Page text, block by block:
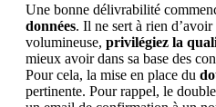
Une bonne délivrabilité
données. Il ne sert à rien d’avoir
volumineuse, privilégiez la
mieux avoir dans sa base des
Pour cela, la mise en place du
pertinente. Pour rappel, le